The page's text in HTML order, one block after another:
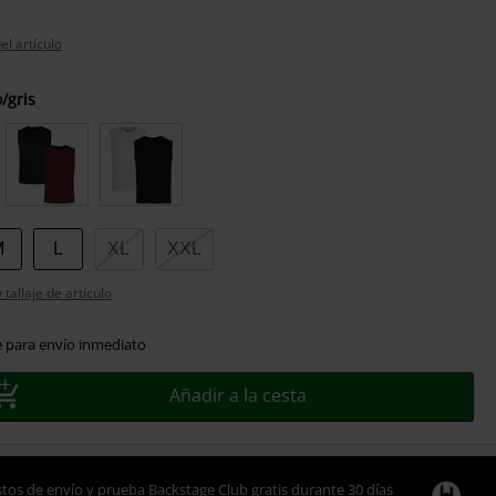
artículo
gris
XL XXL
tallaje de artículo
para envío inmediato
Añadir a la cesta
de envío y prueba Backstage Club gratis durante 30 días